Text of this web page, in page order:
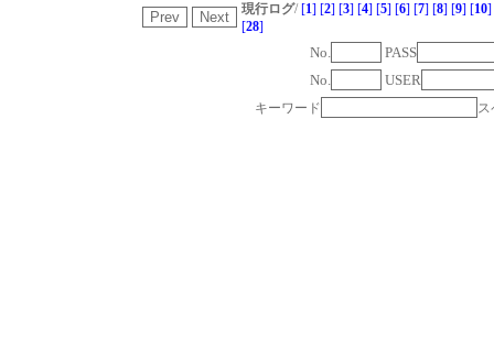
現行ログ/ [1] [2] [3] [4] [5] [6] [7] [8] [9] [10]
[28]
No.
PASS
No.
USER
キーワード